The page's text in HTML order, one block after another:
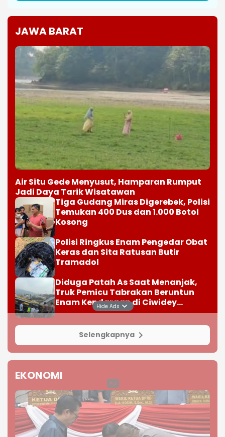
JAWA BARAT
Air Situ Gede Menyusut, Hamparan Rumput
Jadi Daya Tarik Wisatawan
Tiga Gudang Miras Digerebek, Polisi
Temukan 400 Dus dan 1.000 Botol
Kosong
Polisi Ringkus Enam Pengedar Obat
Keras dan Sita Ratusan Butir
Tramadol
Diduga Patah As Saat Menanjak,
Truk Pemicu Tabrakan Beruntun
Enam Kendaraan di Ciwidey
Diselidiki Polisi
Selengkapnya
EKONOMI
Hide Ads